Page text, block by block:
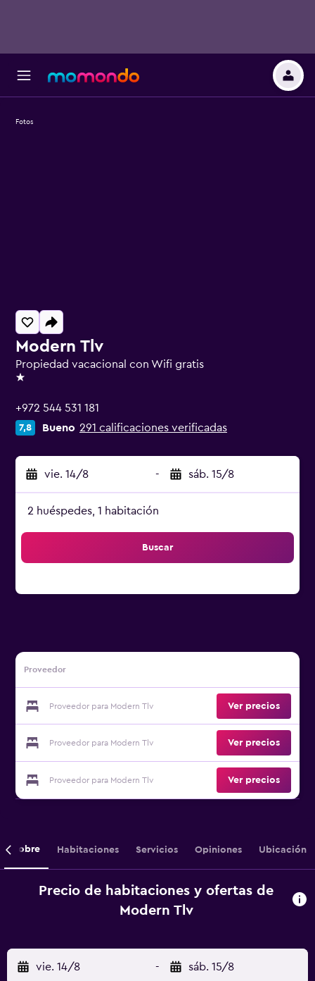
Modern Tlv
Propiedad vacacional con Wifi gratis
1 estrella
+972 544 531 181
7,8 Bueno 291 calificaciones verificadas
vie. 14/8 - sáb. 15/8
2 huéspedes, 1 habitación
Buscar
Proveedor
Proveedor para Modern Tlv Ver precios
Proveedor para Modern Tlv Ver precios
Proveedor para Modern Tlv Ver precios
Fotos
Sobre Habitaciones Servicios Opiniones Ubicación
Precio de habitaciones y ofertas de
Modern Tlv
vie. 14/8 - sáb. 15/8